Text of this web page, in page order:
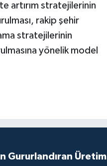
artırım stratejilerinin
rakip şehir
stratejilerinin
yönelik model
Gururlandıran Üretim